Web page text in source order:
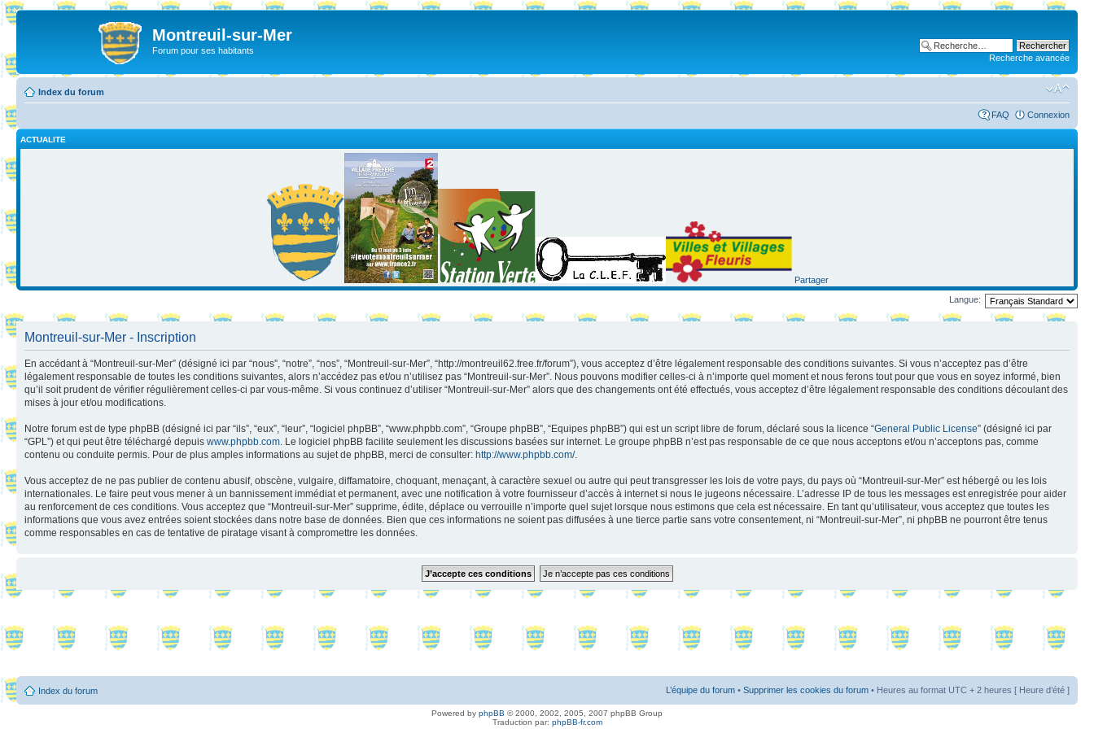
Montreuil-sur-Mer
Forum pour ses habitants
Recherche avancée
Index du forum
FAQ Connexion
ACTUALITE
Partager
Langue:
Montreuil-sur-Mer - Inscription
En accédant à “Montreuil-sur-Mer” (désigné ici par “nous”, “notre”, “nos”, “Montreuil-sur-Mer”, “http://montreuil62.free.fr/forum”), vous acceptez d’être légalement responsable des conditions suivantes. Si vous n’acceptez pas d’être
légalement responsable de toutes les conditions suivantes, alors n’accédez pas et/ou n’utilisez pas “Montreuil-sur-Mer”. Nous pouvons modifier celles-ci à n’importe quel moment et nous ferons tout pour que vous en soyez informé, bien
qu’il soit prudent de vérifier régulièrement celles-ci par vous-même. Si vous continuez d’utiliser “Montreuil-sur-Mer” alors que des changements ont été effectués, vous acceptez d’être légalement responsable des conditions découlant des
mises à jour et/ou modifications.
Notre forum est de type phpBB (désigné ici par “ils”, “eux”, “leur”, “logiciel phpBB”, “www.phpbb.com”, “Groupe phpBB”, “Equipes phpBB”) qui est un script libre de forum, déclaré sous la licence “General Public License” (désigné ici par
“GPL”) et qui peut être téléchargé depuis www.phpbb.com. Le logiciel phpBB facilite seulement les discussions basées sur internet. Le groupe phpBB n’est pas responsable de ce que nous acceptons et/ou n’acceptons pas, comme
contenu ou conduite permis. Pour de plus amples informations au sujet de phpBB, merci de consulter: http://www.phpbb.com/.
Vous acceptez de ne pas publier de contenu abusif, obscène, vulgaire, diffamatoire, choquant, menaçant, à caractère sexuel ou autre qui peut transgresser les lois de votre pays, du pays où “Montreuil-sur-Mer” est hébergé ou les lois
internationales. Le faire peut vous mener à un bannissement immédiat et permanent, avec une notification à votre fournisseur d’accès à internet si nous le jugeons nécessaire. L’adresse IP de tous les messages est enregistrée pour aider
au renforcement de ces conditions. Vous acceptez que “Montreuil-sur-Mer” supprime, édite, déplace ou verrouille n’importe quel sujet lorsque nous estimons que cela est nécessaire. En tant qu’utilisateur, vous acceptez que toutes les
informations que vous avez entrées soient stockées dans notre base de données. Bien que ces informations ne soient pas diffusées à une tierce partie sans votre consentement, ni “Montreuil-sur-Mer”, ni phpBB ne pourront être tenus
comme responsables en cas de tentative de piratage visant à compromettre les données.
Index du forum L’équipe du forum • Supprimer les cookies du forum • Heures au format UTC + 2 heures [ Heure d’été ]
Powered by phpBB © 2000, 2002, 2005, 2007 phpBB Group
Traduction par: phpBB-fr.com